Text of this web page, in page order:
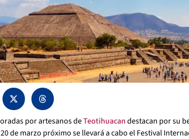
por artesanos deTeotihuacandestacan por su
de marzo próximo se llevará a cabo el Festival